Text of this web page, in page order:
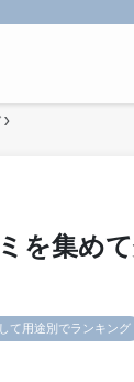
を集め
て用途別でランキング